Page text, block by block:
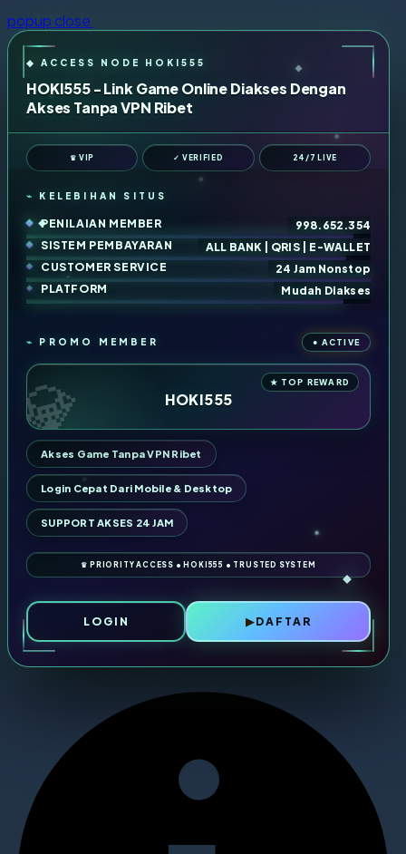
popup close
HOKI555 - Link Game Online Diakses Dengan
Akses Tanpa VPN Ribet
♛ VIP ✓ VERIFIED 24/7 LIVE
KELEBIHAN SITUS
PENILAIAN MEMBER
998.652.354
SISTEM PEMBAYARAN
ALL BANK | QRIS | E-WALLET
CUSTOMER SERVICE
24 Jam Nonstop
PLATFORM
Mudah Diakses
PROMO MEMBER
HOKI555
Akses Game Tanpa VPN Ribet
Login Cepat Dari Mobile & Desktop
SUPPORT AKSES 24 JAM
LOGIN DAFTAR